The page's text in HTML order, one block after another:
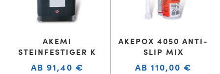
AKEMI
STEINFESTIGER K
AB 91,40 €
AKEPOX 4050 ANTI-
SLIP MIX
AB 110,00 €